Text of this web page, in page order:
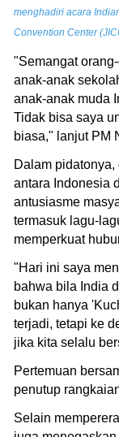
menghadiri acara
Convention Center
"Semangat
anak-anak
anak-anak muda
Tidak bisa saya
biasa," lanjut PM
Dalam
antara Indonesia
antusiasme
termasuk lagu-
memperkuat
"Hari ini saya
bahwa bila India
bukan hanya
terjadi, tetapi ke
jika kita selalu
Pertemuan
penutup
Selain